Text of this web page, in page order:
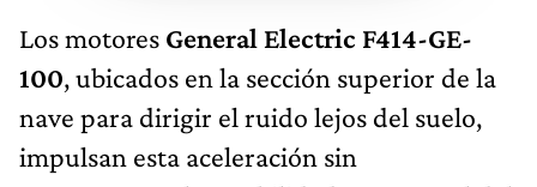
Los motores General Electric F414-GE-
100, ubicados en la sección superior de la
nave para dirigir el ruido lejos del suelo,
impulsan esta aceleración sin